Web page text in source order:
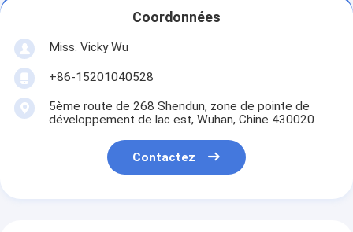
Coordonnées
Miss. Vicky Wu
+86-15201040528
5ème route de 268 Shendun, zone de pointe de
développement de lac est, Wuhan, Chine 430020
Contactez